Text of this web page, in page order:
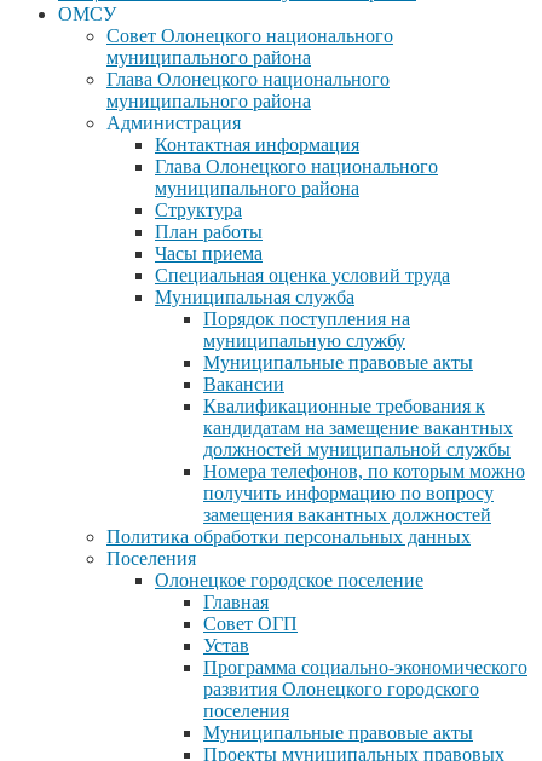
ОМСУ
Совет Олонецкого национального
муниципального района
Глава Олонецкого национального
муниципального района
Администрация
Контактная информация
Глава Олонецкого национального
муниципального района
Структура
План работы
Часы приема
Специальная оценка условий труда
Муниципальная служба
Порядок поступления на
муниципальную службу
Муниципальные правовые акты
Вакансии
Квалификационные требования к
кандидатам на замещение вакантных
должностей муниципальной службы
Номера телефонов, по которым можно
получить информацию по вопросу
замещения вакантных должностей
Политика обработки персональных данных
Поселения
Олонецкое городское поселение
Главная
Совет ОГП
Устав
Программа социально-экономического
развития Олонецкого городского
поселения
Муниципальные правовые акты
Проекты муниципальных правовых